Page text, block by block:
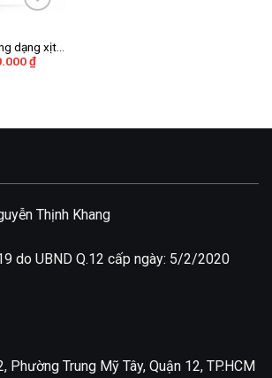
dạng xịt
₫Giá
hiện
Thịnh Khang
do UBND Q.12 cấp ngày: 5/2/2020
Phường Trung Mỹ Tây, Quận 12, TP.HCM